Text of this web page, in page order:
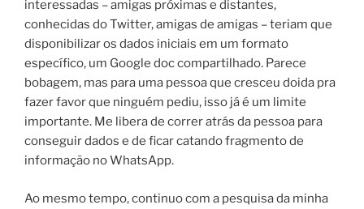
interessadas – amigas próximas e distantes,
conhecidas do Twitter, amigas de amigas – teriam que
disponibilizar os dados iniciais em um formato
específico, um Google doc compartilhado. Parece
bobagem, mas para uma pessoa que cresceu doida pra
fazer favor que ninguém pediu, isso já é um limite
importante. Me libera de correr atrás da pessoa para
conseguir dados e de ficar catando fragmento de
informação no WhatsApp.
Ao mesmo tempo, continuo com a pesquisa da minha